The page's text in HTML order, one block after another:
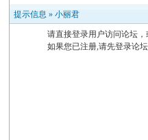
提示信息 »小丽君
请直接登录用户访问论坛，
如果您已注册,请先登录论